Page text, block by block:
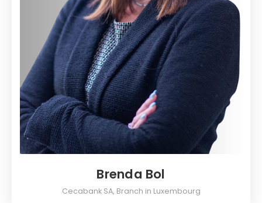
Brenda Bol
Cecabank SA, Branch in Luxembourg